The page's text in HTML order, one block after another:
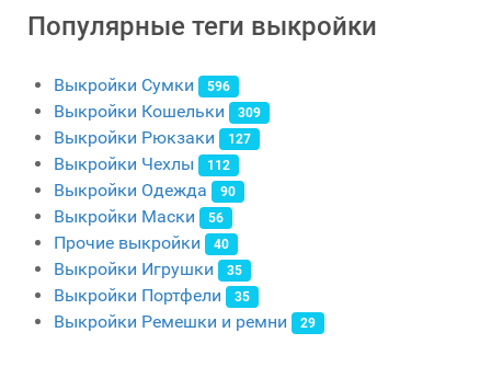
Популярные теги выкройки
Выкройки Сумки 596
Выкройки Кошельки 309
Выкройки Рюкзаки 127
Выкройки Чехлы 112
Выкройки Одежда 90
Выкройки Маски 56
Прочие выкройки 40
Выкройки Игрушки 35
Выкройки Портфели 35
Выкройки Ремешки и ремни 29